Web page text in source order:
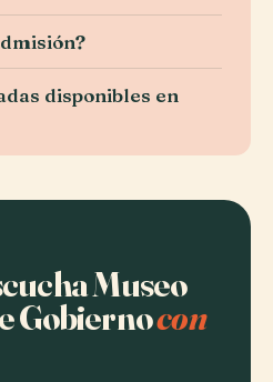
disponibles en
Museo
Gobiernocon